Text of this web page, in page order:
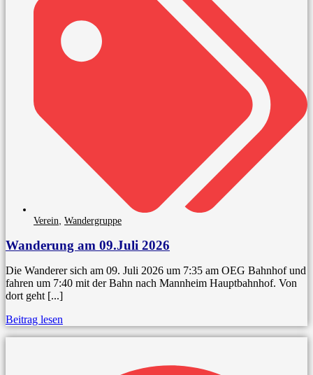
Verein Wandergruppe
Wanderung am 09.Juli 2026
Die Wanderer sich am 09. Juli 2026 um 7:35 am OEG Bahnhof und
fahren um 7:40 mit der Bahn nach Mannheim Hauptbahnhof. Von
dort geht [...]
Beitrag lesen